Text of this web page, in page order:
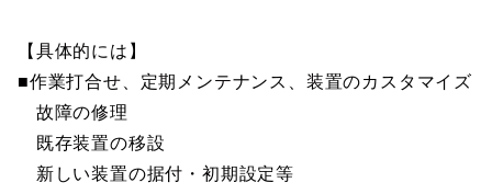
【具体的には】
■作業打合せ、定期メンテナンス、装置のカスタマイズ
故障の修理
既存装置の移設
新しい装置の据付・初期設定等